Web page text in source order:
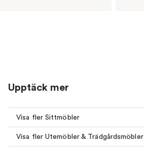
Upptäck mer
Visa fler Sittmöbler
Visa fler Utemöbler & Trädgårdsmöbler